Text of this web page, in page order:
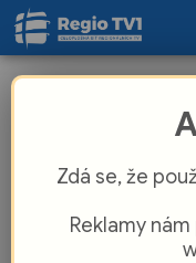
extraligy:
Zdá se, že
Reklamy